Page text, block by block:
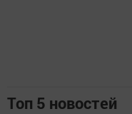
Топ 5 новостей